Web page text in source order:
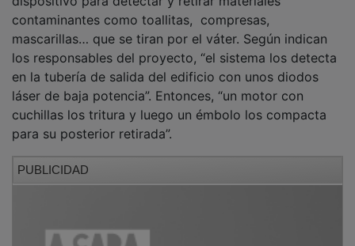
contaminantes como toallitas, compresas,
mascarillas… que se tiran por el váter. Según indican
los responsables del proyecto, “el sistema los detecta
en la tubería de salida del edificio con unos diodos
láser de baja potencia”. Entonces, “un motor con
cuchillas los tritura y luego un émbolo los compacta
para su posterior retirada”.